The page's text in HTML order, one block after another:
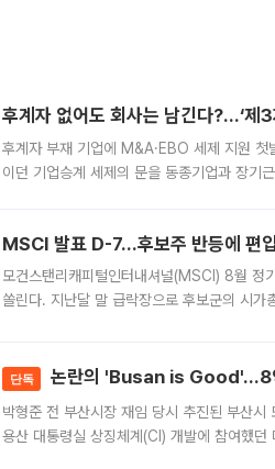
후계자 없어도 회사는 남긴다?…‘제
후계자 부재 기업에 M&A·EBO 세제 지원 첫
이던 기업승계 세제의 문을 동종기업과 장기
MSCI 발표 D-7…후보주 반등에 편
모건스탠리캐피털인터내셔널(MSCI) 8월 정
쏠린다. 지난달 말 급락장으로 후보군의 시가
단독 논란의 'Busan is Good'…8
박형준 전 부산시장 재임 당시 추진된 부산
용산 대통령실 상징체계(CI) 개발에 참여했